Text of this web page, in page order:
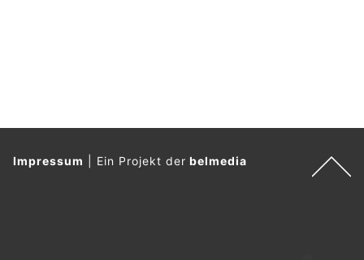
Impressum Ein Projekt derbelmedia